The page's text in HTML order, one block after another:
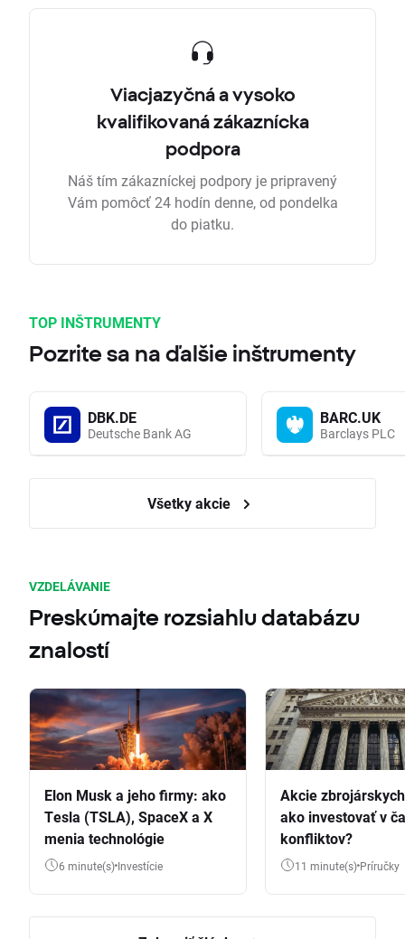
Viacjazyčná a vysoko
kvalifikovaná zákaznícka
podpora
Náš tím zákazníckej podpory je pripravený
Vám pomôcť 24 hodín denne, od pondelka
do piatku.
TOP INŠTRUMENTY
Pozrite sa na ďalšie inštrumenty
DBK.DE
Deutsche Bank AG
BARC.UK
Barclays PLC
Všetky akcie
VZDELÁVANIE
Preskúmajte rozsiahlu databázu
znalostí
Elon Musk a jeho firmy: ako
Tesla (TSLA), SpaceX a X
menia technológie
6 minute(s) Investície
Akcie
ako investovať v
konfliktov?
11 minute(s) Príručky